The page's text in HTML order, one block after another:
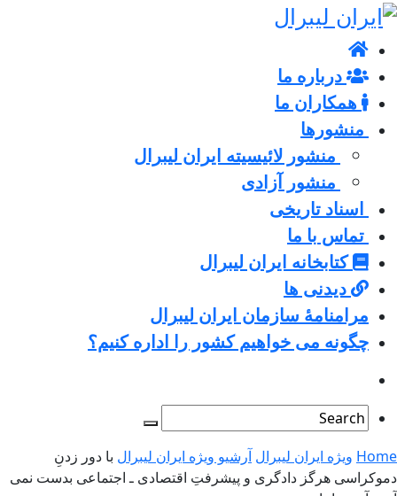
درباره ما
همکاران ما
منشورها
منشور لائیسیته ایران لیبرال
منشور آزادی
اسناد تاریخی
تماس با ما
کتابخانه ایران لیبرال
دیدنی ها
مرامنامۀ سازمان ایران لیبرال
چگونه می خواهیم کشور را اداره کنیم؟
Home ویژه ایران لیبرال آرشیو ویژه ایران لیبرال با دور زدنِ
دموکراسی هرگز دادگری و پیشرفتِ اقتصادی ـ اجتماعی بدست نمی